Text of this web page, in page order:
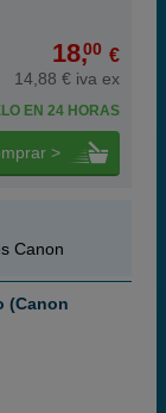
18,00 €
14,88 € iva ex
EN 24 HORAS
>
Canon
(Canon